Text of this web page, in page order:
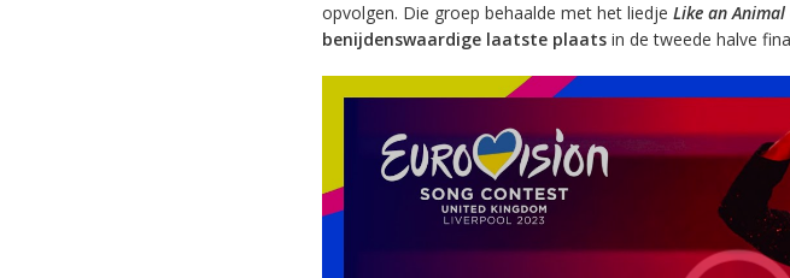
opvolgen. Die groep behaalde met het liedje Like an Animal
benijdenswaardige laatste plaatsin de tweede halve